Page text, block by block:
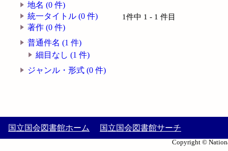
地名 (0 件)
統一タイトル (0 件)
著作 (0 件)
普通件名 (1 件)
細目なし (1 件)
ジャンル・形式 (0 件)
1件中 1 - 1 件目
国立国会図書館ホーム 国立国会図書館サーチ
Copyright ©